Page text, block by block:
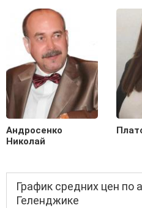
Андросенко
Николай
График средних цен по
Геленджике